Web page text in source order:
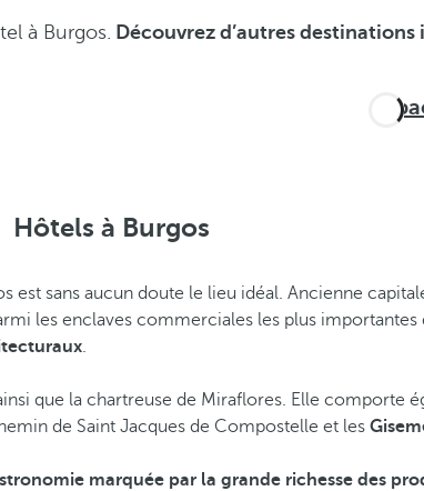
à Burgos. Découvrez d’autres destinations
Hôtels à Burgos
est sans aucun doute le lieu idéal. Ancienne
les enclaves commerciales les plus
.
que la chartreuse de Miraflores. Elle comporte
de Saint Jacques de Compostelle et les
marquée par la grande richesse des